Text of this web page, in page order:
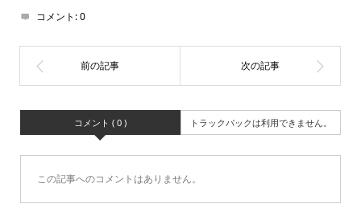
コメント:0
コメント ( 0 ) トラックバックは利用できません。
この記事へのコメントはありません。